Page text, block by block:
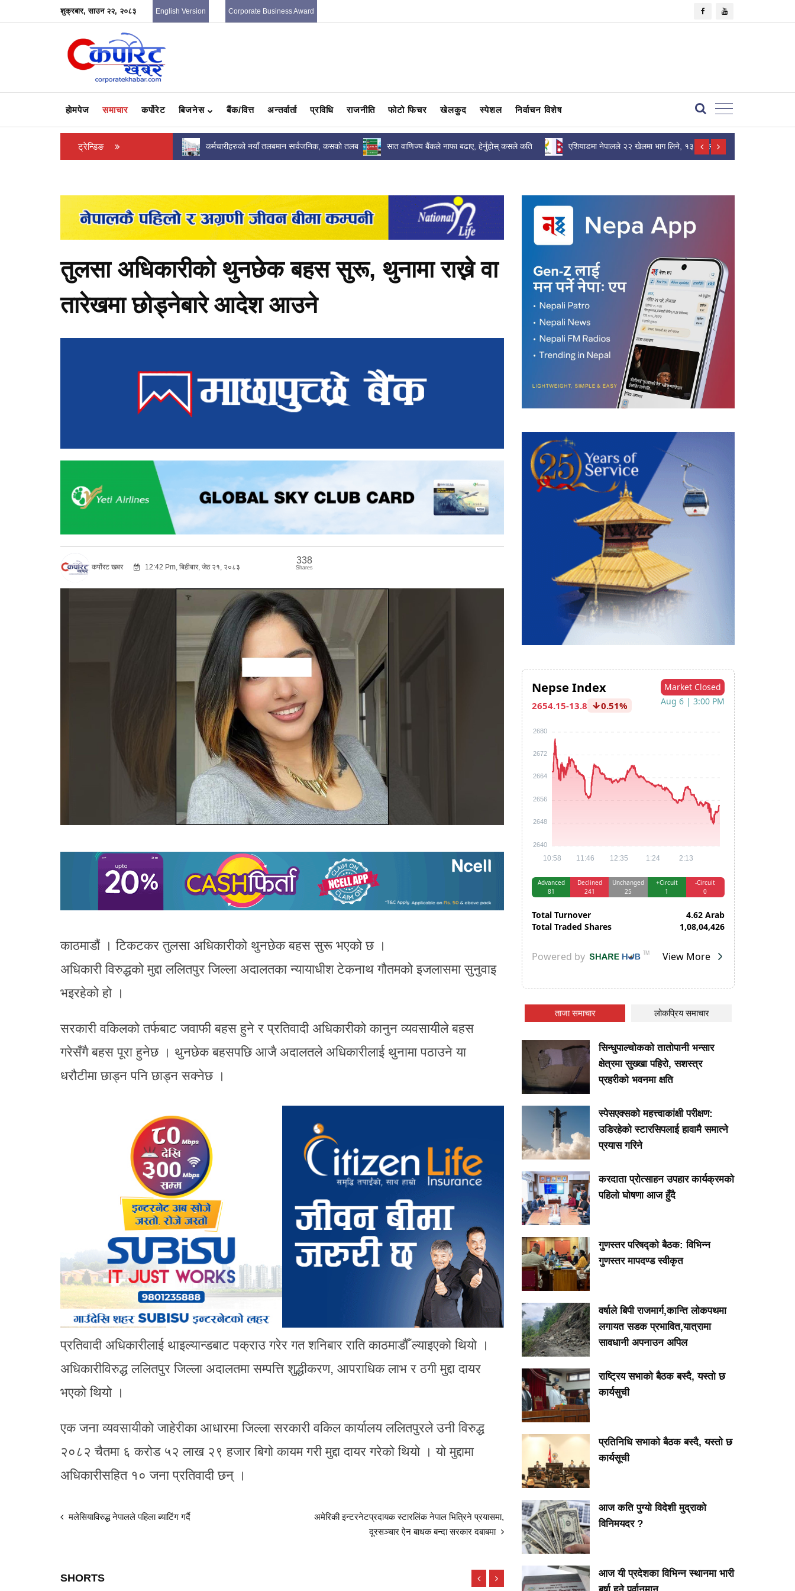
शुक्रबार, साउन २२, २०८३ English Version Corporate Business Award
हाेमपेज समाचार कर्पोरेट बिजनेस बैंक/वित्त अन्तर्वार्ता प्रविधि राजनीति फोटो फिचर खेलकुद स्पेशल निर्वाचन विशेष
ट्रेन्डिङ
सुन–चाँदीको मूल्य ह्वात्तै बढ्यो, कतिमा हुँदैछ कारोबार ?
कर्मचारीहरुको नयाँ तलबमान सार्वजनिक, कसकाे तलब
सात वाणिज्य बैंकले नाफा बढाए, हेर्नुहोस् कसले कति
एशियाडमा नेपालले २२ खेलमा भाग लिने, १३६ खेलाडी
तुलसा अधिकारीको थुनछेक बहस सुरू, थुनामा राख्ने वा
तारेखमा छोड्नेबारे आदेश आउने
कर्पोरट खबर 12:42 Pm, बिहीबार, जेठ २१, २०८३
338
Shares
काठमाडौं । टिकटकर तुलसा अधिकारीको थुनछेक बहस सुरू भएको छ ।
अधिकारी विरुद्धको मुद्दा ललितपुर जिल्ला अदालतका न्यायाधीश टेकनाथ गौतमको इजलासमा सुनुवाइ
भइरहेको हो ।
सरकारी वकिलको तर्फबाट जवाफी बहस हुने र प्रतिवादी अधिकारीको कानुन व्यवसायीले बहस
गरेसँगै बहस पूरा हुनेछ । थुनछेक बहसपछि आजै अदालतले अधिकारीलाई थुनामा पठाउने या
धरौटीमा छाड्न पनि छाड्न सक्नेछ ।
प्रतिवादी अधिकारीलाई थाइल्यान्डबाट पक्राउ गरेर गत शनिबार राति काठमाडौँ ल्याइएको थियो ।
अधिकारीविरुद्ध ललितपुर जिल्ला अदालतमा सम्पत्ति शुद्धीकरण, आपराधिक लाभ र ठगी मुद्दा दायर
भएको थियो ।
एक जना व्यवसायीको जाहेरीका आधारमा जिल्ला सरकारी वकिल कार्यालय ललितपुरले उनी विरुद्ध
२०८२ चैतमा ६ करोड ५२ लाख २९ हजार बिगो कायम गरी मुद्दा दायर गरेको थियो । यो मुद्दामा
अधिकारीसहित १० जना प्रतिवादी छन् ।
मलेसियाविरुद्ध नेपालले पहिला ब्याटिंग गर्दै
अमेरिकी इन्टरनेटप्रदायक स्टारलिंक नेपाल भित्रिने प्रयासमा,
दूरसञ्चार ऐन बाधक बन्दा सरकार दबाबमा
SHORTS
ताजा समाचार लोकप्रिय समाचार
सिन्धुपाल्चोकको तातोपानी भन्सार
क्षेत्रमा सुख्खा पहिरो, सशस्त्र
प्रहरीको भवनमा क्षति
स्पेसएक्सको महत्त्वाकांक्षी परीक्षण:
उडिरहेको स्टारसिपलाई हावामै समात्ने
प्रयास गरिने
करदाता प्रोत्साहन उपहार कार्यक्रमको
पहिलो घोषणा आज हुँदै
गुणस्तर परिषद्को बैठक: विभिन्न
गुणस्तर मापदण्ड स्वीकृत
वर्षाले बिपी राजमार्ग,कान्ति लोकपथमा
लगायत सडक प्रभावित,यात्रामा
सावधानी अपनाउन अपिल
राष्ट्रिय सभाको बैठक बस्दै, यस्तो छ
कार्यसुची
प्रतिनिधि सभाको बैठक बस्दै, यस्तो छ
कार्यसूची
आज कति पुग्यो विदेशी मुद्राको
विनिमयदर ?
आज यी प्रदेशका विभिन्न स्थानमा भारी
×